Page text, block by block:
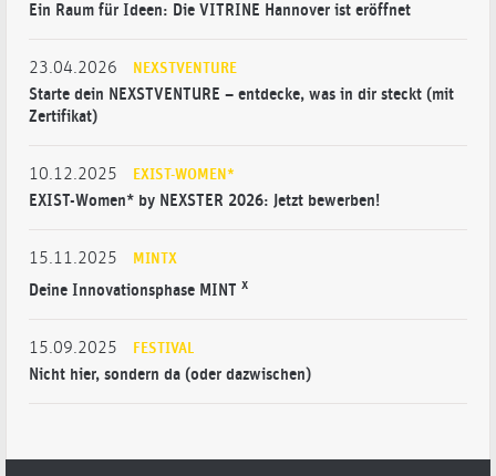
Ein Raum für Ideen: Die VITRINE Hannover ist eröffnet
23.04.2026 NEXSTVENTURE
Starte dein NEXSTVENTURE – entdecke, was in dir steckt (mit
Zertifikat)
10.12.2025 EXIST-WOMEN*
EXIST-Women* by NEXSTER 2026: Jetzt bewerben!
15.11.2025 MINTX
Deine Innovationsphase MINT x
15.09.2025 FESTIVAL
Nicht hier, sondern da (oder dazwischen)